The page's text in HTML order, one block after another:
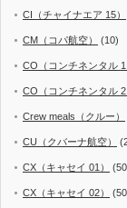
CI（チャイナエア 15）
CM（コパ航空） (10)
CO（コンチネンタル 1
CO（コンチネンタル 2
Crew meals（クルー）
CU（クバーナ航空）
CX（キャセイ 01）
CX（キャセイ 02）